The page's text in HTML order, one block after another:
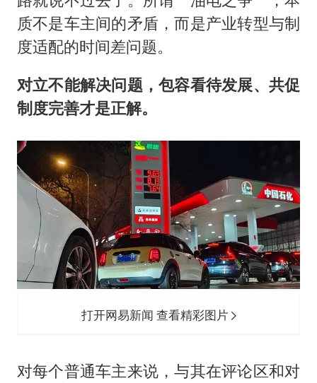
质不是车主间的矛盾，而是产业转型与制
度适配的时间差问题。
对立不能解决问题，包容看待发展、共促
制度完善才是正解。
打开网易新闻 查看精彩图片
对每个普通车主来说，与其在评论区和对